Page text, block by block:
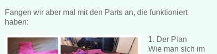
Fangen wir aber mal mit den Parts an, die funktioniert
haben:
1. Der Plan
Wie man sich im